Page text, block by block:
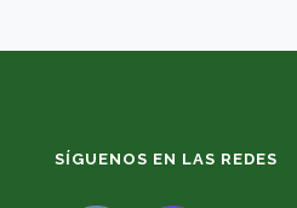
SÍGUENOS EN LAS REDES